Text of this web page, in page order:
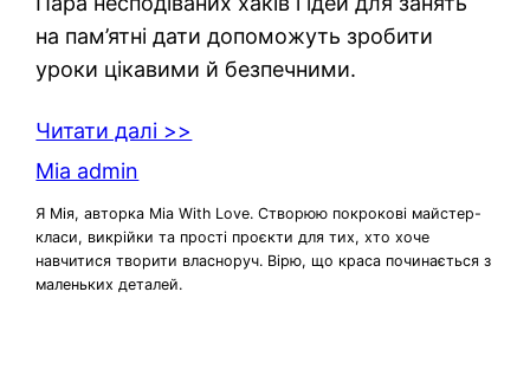
на пам’ятні дати допоможуть зробити
уроки цікавими й безпечними.
Читати далі >>
Mia admin
Я Мія, авторка Mia With Love. Створюю покрокові майстер-
класи, викрійки та прості проєкти для тих, хто хоче
навчитися творити власноруч. Вірю, що краса починається з
маленьких деталей.